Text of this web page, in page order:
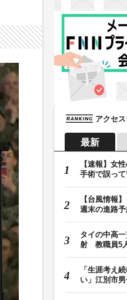
アクセ
最新
【速報】女
手術で誤っ
【台風情報
週末の進路
タイの中高
射 教職員5
「生涯考え
い」江別市